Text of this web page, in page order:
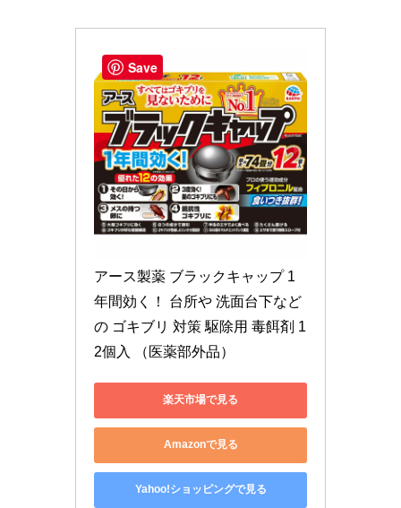
アース製薬 ブラックキャップ 1
年間効く！ 台所や 洗面台下など
の ゴキブリ 対策 駆除用 毒餌剤 1
2個入 （医薬部外品）
楽天市場で見る
Amazonで見る
Yahoo!ショッピングで見る
Save